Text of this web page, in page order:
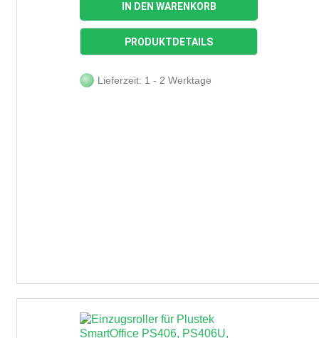
IN DEN WARENKORB
PRODUKTDETAILS
Lieferzeit: 1 - 2 Werktage